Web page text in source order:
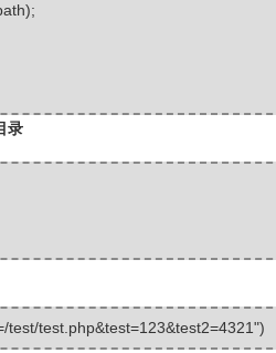
);
录
test/test.php&test=123&test2=4321")